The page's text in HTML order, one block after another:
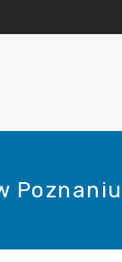
Poznaniu